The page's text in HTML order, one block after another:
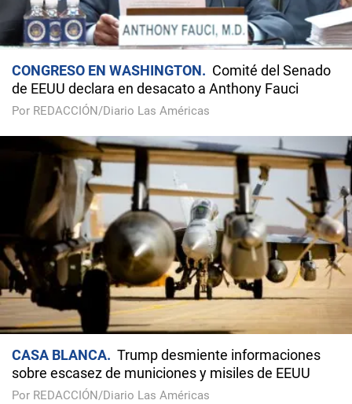
CONGRESO EN WASHINGTON
Comité del Senado
de EEUU declara en desacato a Anthony Fauci
Por REDACCIÓN/Diario Las Américas
CASA BLANCA
Trump desmiente informaciones
sobre escasez de municiones y misiles de EEUU
Por REDACCIÓN/Diario Las Américas